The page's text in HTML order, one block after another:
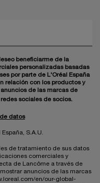
beneficiarme de la
personalizadas basadas
por parte de L'Oréal España
relación con los productos y
de las marcas de
sociales de socios.
datos
España, S.A.U.
de tratamiento de sus datos
comerciales y
de Lancôme a través de
anuncios de las marcas
en/our-global-